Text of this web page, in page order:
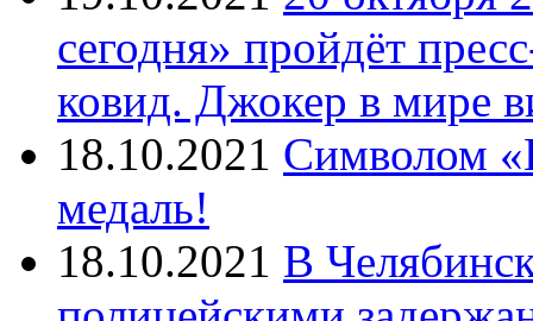
сегодня» пройдёт
ковид. Джокер в мире
18.10.2021 Символом
медаль!
18.10.2021 В